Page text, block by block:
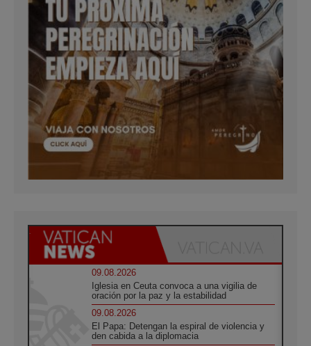
09.08.2026
Iglesia en Ceuta convoca a una vigilia de
oración por la paz y la estabilidad
09.08.2026
El Papa: Detengan la espiral de violencia y
den cabida a la diplomacia